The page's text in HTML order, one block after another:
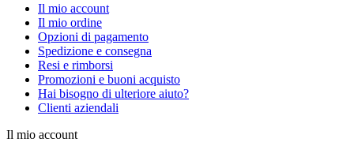
Il mio account
Il mio ordine
Opzioni di pagamento
Spedizione e consegna
Resi e rimborsi
Promozioni e buoni acquisto
Hai bisogno di ulteriore aiuto?
Clienti aziendali
Il mio account